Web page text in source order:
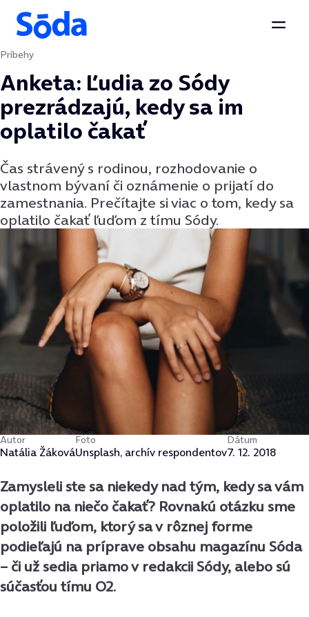
Preskočiť na obsah
Príbehy
Anketa: Ľudia zo Sódy
prezrádzajú, kedy sa im
oplatilo čakať
Čas strávený s rodinou, rozhodovanie o
vlastnom bývaní či oznámenie o prijatí do
zamestnania. Prečítajte si viac o tom, kedy sa
oplatilo čakať ľuďom z tímu Sódy.
Autor
Natália Žáková
Foto
Unsplash, archív respondentov
Dátum
7. 12. 2018
Zamysleli ste sa niekedy nad tým, kedy sa vám
oplatilo na niečo čakať? Rovnakú otázku sme
položili ľuďom, ktorý sa v rôznej forme
podieľajú na príprave obsahu magazínu Sóda
– či už sedia priamo v redakcii Sódy, alebo sú
súčasťou tímu O2.